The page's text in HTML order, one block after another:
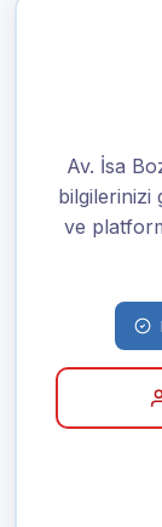
Av. İsa
bilgilerinizi
ve